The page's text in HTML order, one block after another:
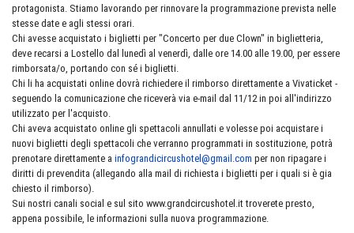
protagonista. Stiamo lavorando per rinnovare la programmazione prevista nelle
stesse date e agli stessi orari.
Chi avesse acquistato i biglietti per "Concerto per due Clown" in biglietteria,
deve recarsi a Lostello dal lunedì al venerdì, dalle ore 14.00 alle 19.00, per essere
rimborsata/o, portando con sé i biglietti.
Chi li ha acquistati online dovrà richiedere il rimborso direttamente a Vivaticket -
seguendo la comunicazione che riceverà via e-mail dal 11/12 in poi all'indirizzo
utilizzato per l'acquisto.
Chi aveva acquistato online gli spettacoli annullati e volesse poi acquistare i
nuovi biglietti degli spettacoli che verranno programmati in sostituzione, potrà
prenotare direttamente a infograndicircushotel@gmail.com per non ripagare i
diritti di prevendita (allegando alla mail di richiesta i biglietti per i quali si è gia
chiesto il rimborso).
Sui nostri canali social e sul sito www.grandcircushotel.it troverete presto,
appena possibile, le informazioni sulla nuova programmazione.